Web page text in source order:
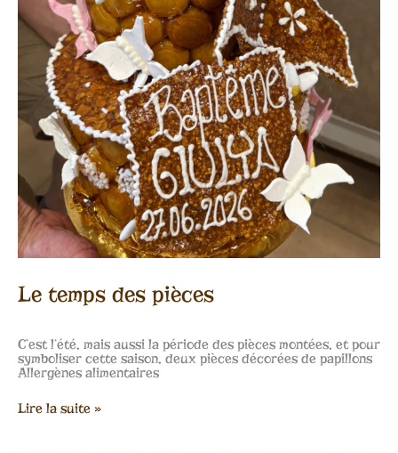
Le temps des pièces
C’est l’été, mais aussi la période des pièces montées, et pour
symboliser cette saison, deux pièces décorées de papillons
Allergènes alimentaires
Lire la suite »